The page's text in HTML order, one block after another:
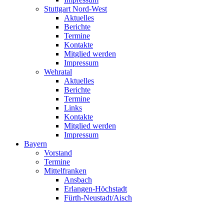
Stuttgart Nord-West
Aktuelles
Berichte
Termine
Kontakte
Mitglied werden
Impressum
Wehratal
Aktuelles
Berichte
Termine
Links
Kontakte
Mitglied werden
Impressum
Bayern
Vorstand
Termine
Mittelfranken
Ansbach
Erlangen-Höchstadt
Fürth-Neustadt/Aisch